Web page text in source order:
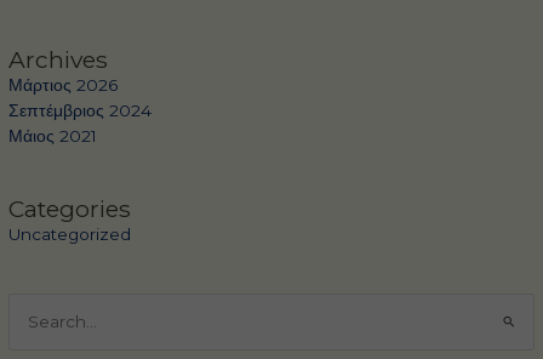
Archives
Μάρτιος 2026
Σεπτέμβριος 2024
Μάιος 2021
Categories
Uncategorized
για: